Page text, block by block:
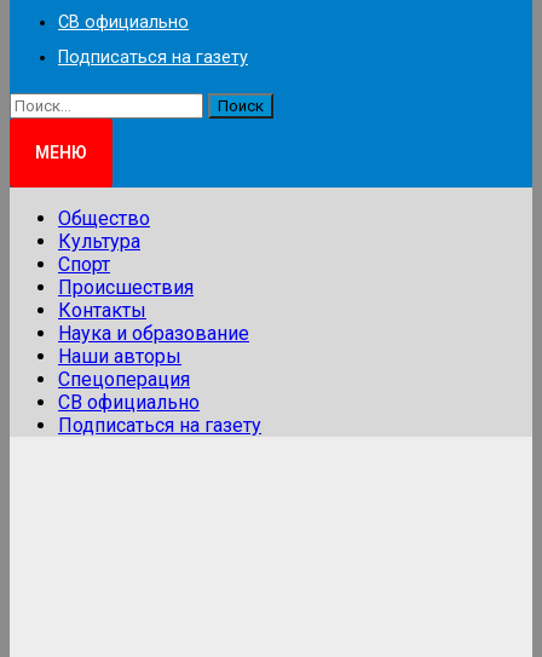
СВ официально
Подписаться на газету
Найти:
МЕНЮ
Общество
Культура
Спорт
Происшествия
Контакты
Наука и образование
Наши авторы
Спецоперация
СВ официально
Подписаться на газету